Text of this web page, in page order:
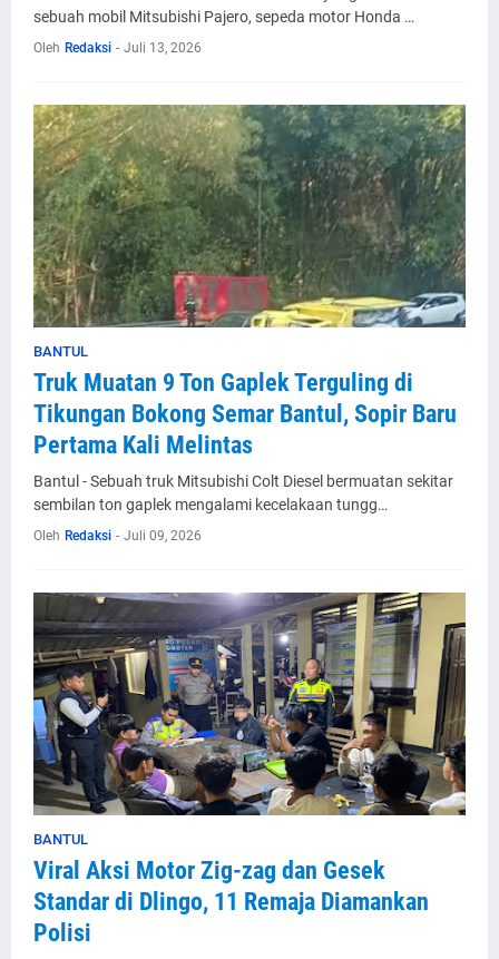
sebuah mobil Mitsubishi Pajero, sepeda motor Honda …
Oleh Redaksi - Juli 13, 2026
BANTUL
Truk Muatan 9 Ton Gaplek Terguling di
Tikungan Bokong Semar Bantul, Sopir Baru
Pertama Kali Melintas
Bantul - Sebuah truk Mitsubishi Colt Diesel bermuatan sekitar
sembilan ton gaplek mengalami kecelakaan tungg…
Oleh Redaksi - Juli 09, 2026
BANTUL
Viral Aksi Motor Zig-zag dan Gesek
Standar di Dlingo, 11 Remaja Diamankan
Polisi